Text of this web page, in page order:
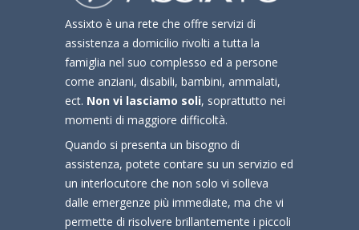
Assixto è una rete che offre servizi di
assistenza a domicilio rivolti a tutta la
famiglia nel suo complesso ed a persone
come anziani, disabili, bambini, ammalati,
ect. Non vi lasciamo soli, soprattutto nei
momenti di maggiore difficoltà.
Quando si presenta un bisogno di
assistenza, potete contare su un servizio ed
un interlocutore che non solo vi solleva
dalle emergenze più immediate, ma che vi
permette di risolvere brillantemente i piccoli